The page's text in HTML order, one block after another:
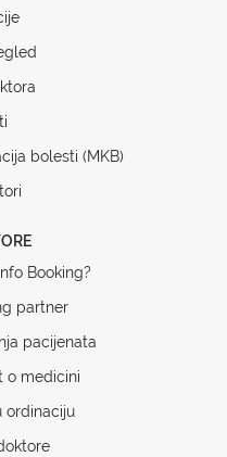
bolesti (MKB)
Booking?
partner
pacijenata
o medicini
ordinaciju